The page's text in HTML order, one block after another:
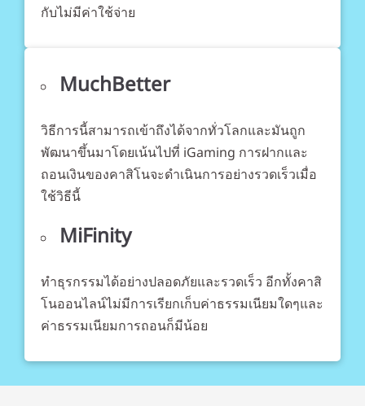
กับไม่มีค่าใช้จ่าย
MuchBetter
วิธีการนี้สามารถเข้าถึงได้จากทั่วโลกและมันถูก
พัฒนาขึ้นมาโดยเน้นไปที่ iGaming การฝากและ
ถอนเงินของคาสิโนจะดำเนินการอย่างรวดเร็วเมื่อ
ใช้วิธีนี้
MiFinity
ทำธุรกรรมได้อย่างปลอดภัยและรวดเร็ว อีกทั้งคาสิ
โนออนไลน์ไม่มีการเรียกเก็บค่าธรรมเนียมใดๆและ
ค่าธรรมเนียมการถอนก็มีน้อย